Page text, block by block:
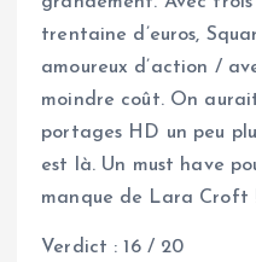
trentaine d’euros,
amoureux d’action /
moindre coût. On
portages HD un peu
est là. Un must have
manque de Lara Croft
Verdict : 16 / 20